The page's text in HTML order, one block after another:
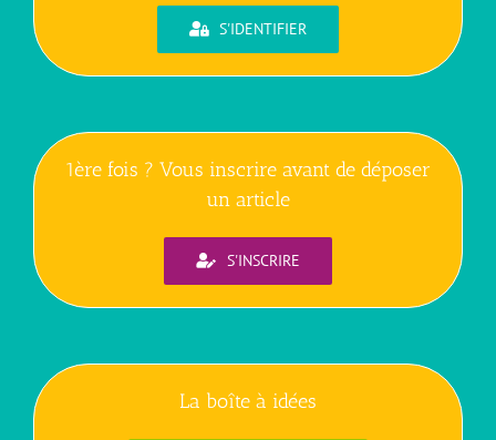
S'IDENTIFIER
1ère fois ? Vous inscrire avant de déposer
un article
S'INSCRIRE
La boîte à idées